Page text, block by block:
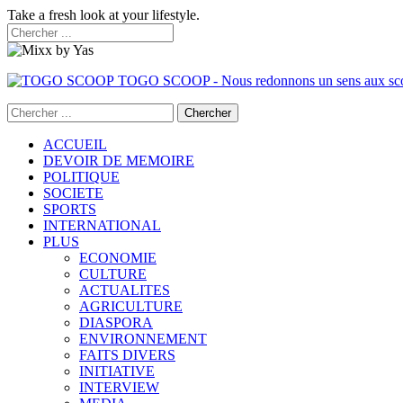
Take a fresh look at your lifestyle.
TOGO SCOOP - Nous redonnons un sens aux
ACCUEIL
DEVOIR DE MEMOIRE
POLITIQUE
SOCIETE
SPORTS
INTERNATIONAL
PLUS
ECONOMIE
CULTURE
ACTUALITES
AGRICULTURE
DIASPORA
ENVIRONNEMENT
FAITS DIVERS
INITIATIVE
INTERVIEW